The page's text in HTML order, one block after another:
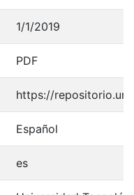
1/1/2019
PDF
https://
Español
es